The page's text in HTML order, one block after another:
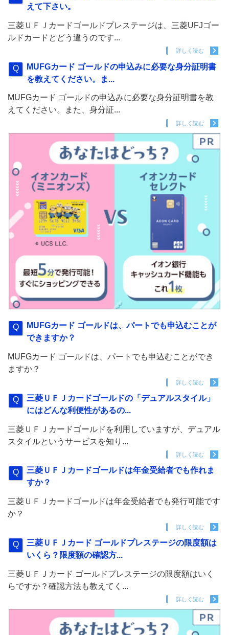
えて下さい。
三菱ＵＦＪカードゴールドプレステージは、三菱UFJゴー
ルドカードとどう違うのです...
詳しく読む
MUFGカード ゴールドの申込みに必要な身分証明書
を教えてください。ま...
MUFGカード ゴールドの申込みに必要な身分証明書を教
えてください。また、身分証...
詳しく読む
MUFGカード ゴールドは、パートでも申込むことが
できますか？
MUFGカード ゴールドは、パートでも申込むことができ
ますか？
詳しく読む
三菱ＵＦＪカードゴールドの「デュアルスタイル」
にはどんな利便性があるの...
三菱ＵＦＪカードゴールドを利用していますが、デュアル
スタイルというサービスを知り...
詳しく読む
三菱ＵＦＪカードゴールドは年金受給者でも作れま
すか？
三菱ＵＦＪカードゴールドは年金受給者でも発行可能です
か？
詳しく読む
三菱ＵＦＪカード ゴールドプレステージの限度額は
いくら？限度額の確認方...
三菱ＵＦＪカード ゴールドプレステージの限度額はいく
らですか？確認方法も教えてく...
詳しく読む